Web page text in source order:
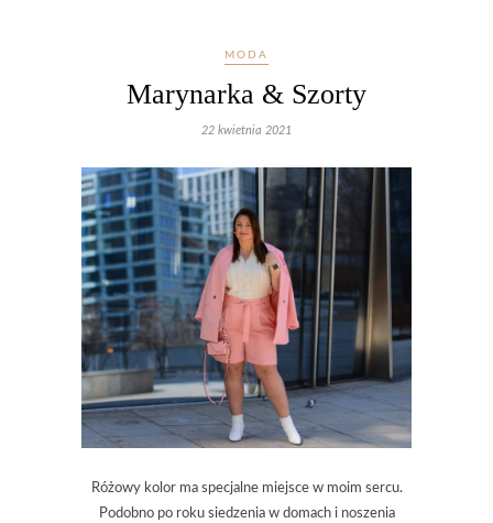
MODA
Marynarka & Szorty
22 kwietnia 2021
Różowy kolor ma specjalne miejsce w moim sercu.
Podobno po roku siedzenia w domach i noszenia